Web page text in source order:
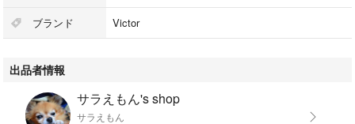
ブランド Victor
出品者情報
サラえもん's shop
サラえもん